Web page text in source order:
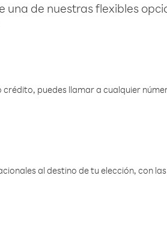
de nuestras flexibles
puedes llamar a cualquier
al destino de tu elección, con